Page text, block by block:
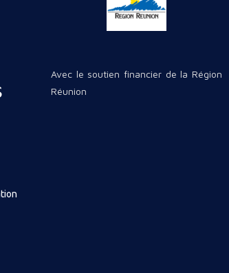
Avec le soutien financier de la Région
Réunion